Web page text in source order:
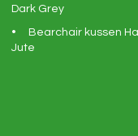
Dark Grey
Bearchair kussen
Jute